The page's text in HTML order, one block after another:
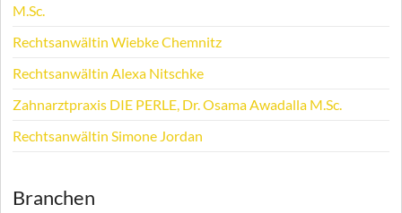
M.Sc.
Rechtsanwältin Wiebke Chemnitz
Rechtsanwältin Alexa Nitschke
Zahnarztpraxis DIE PERLE, Dr. Osama Awadalla M.Sc.
Rechtsanwältin Simone Jordan
Branchen